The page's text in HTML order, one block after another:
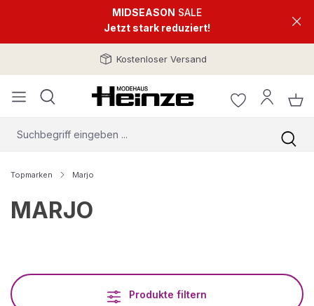
MIDSEASON SALE
Jetzt stark reduziert!
Kostenloser Versand
Topmarken Marjo
MARJO
Produkte filtern